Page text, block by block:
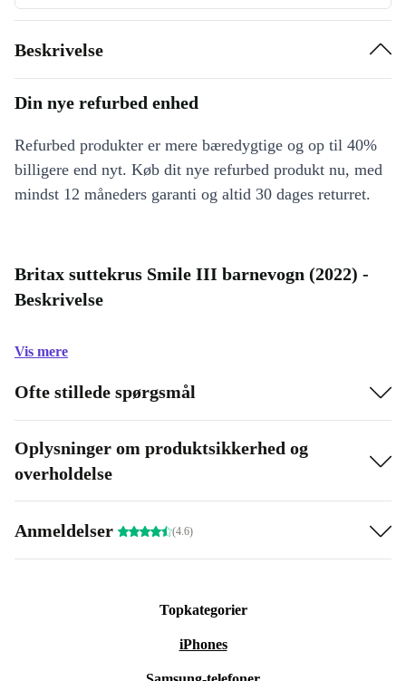
Beskrivelse
Din nye refurbed enhed
Refurbed produkter er mere bæredygtige og op til 40%
billigere end nyt. Køb dit nye refurbed produkt nu, med
mindst 12 måneders garanti og altid 30 dages returret.
Britax suttekrus Smile III barnevogn (2022) -
Beskrivelse
Vis mere
Ofte stillede spørgsmål
Oplysninger om produktsikkerhed og
overholdelse
Anmeldelser (4.6)
Topkategorier
iPhones